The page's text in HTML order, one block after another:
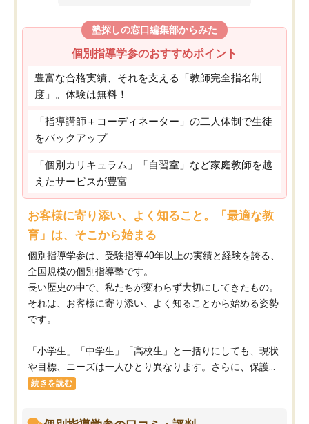
塾探しの窓口編集部からみた
個別指導学参のおすすめポイント
豊富な合格実績、それを支える「教師完全指名制
度」。体験は無料！
「指導講師＋コーディネーター」の二人体制で生徒
をバックアップ
「個別カリキュラム」「自習室」など家庭教師を越
えたサービスが豊富
お客様に寄り添い、よく知ること。「最適な教
育」は、そこから始まる
個別指導学参は、受験指導40年以上の実績と経験を誇る、
全国規模の個別指導塾です。
長い歴史の中で、私たちが変わらず大切にしてきたもの。
それは、お客様に寄り添い、よく知ることから始める姿勢
です。
「小学生」「中学生」「高校生」と一括りにしても、現状
や目標、ニーズは一人ひとり異なります。さらに、保護...
続きを読む